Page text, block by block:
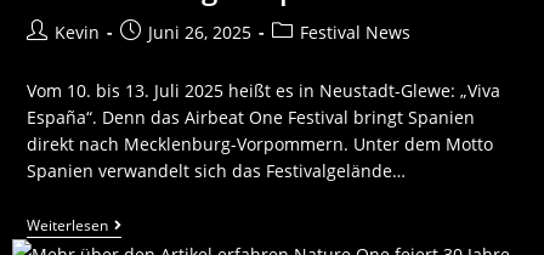
Kevin Juni 26, 2025 Festival News
Vom 10. bis 13. Juli 2025 heißt es in Neustadt-Glewe: „Viva
España“. Denn das Airbeat One Festival bringt Spanien
direkt nach Mecklenburg-Vorpommern. Unter dem Motto
Spanien verwandelt sich das Festivalgelände…
Weiterlesen